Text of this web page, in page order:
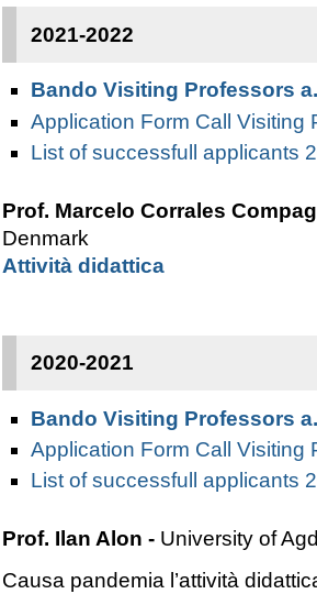
2021-2022
Bando Visiting Professors
Application Form Call Visiting
List of successfull applicants
Prof. Marcelo Corrales
Denmark
Attività didattica
2020-2021
Bando Visiting Professors
Application Form Call Visiting
List of successfull applicants
Prof. Ilan Alon - University of
Causa pandemia l’attività